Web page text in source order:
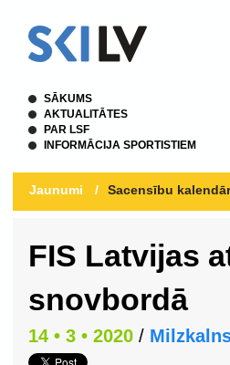
SĀKUMS
AKTUALITĀTES
PAR LSF
INFORMĀCIJA SPORTISTIEM
Jaunumi / Sacensību
FIS Latvijas
snovbordā
14 • 3 • 2020 /